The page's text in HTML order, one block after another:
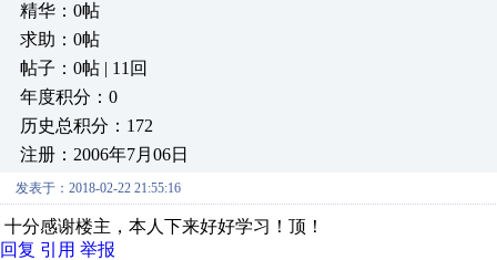
精华：0帖
求助：0帖
帖子：0帖 | 11回
年度积分：0
历史总积分：172
注册：2006年7月06日
发表于：2018-02-22 21:55:16
十分感谢楼主，本人下来好好学习！顶！
回复 引用 举报